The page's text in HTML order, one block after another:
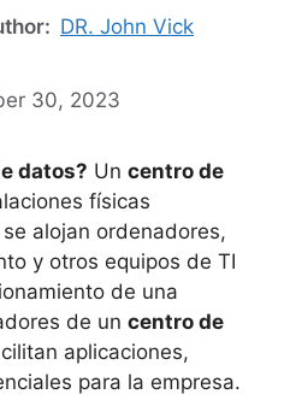
DR. John Vick
30, 2023
datos? Un centro de
físicas
alojan ordenadores,
y otros equipos de TI
de una
de un centro de
aplicaciones,
para la empresa.